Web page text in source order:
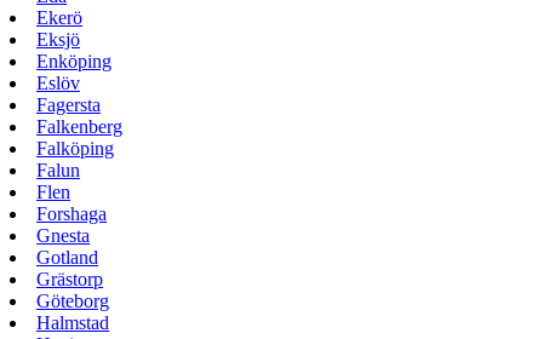
Ekerö
Eksjö
Enköping
Eslöv
Fagersta
Falkenberg
Falköping
Falun
Flen
Forshaga
Gnesta
Gotland
Grästorp
Göteborg
Halmstad